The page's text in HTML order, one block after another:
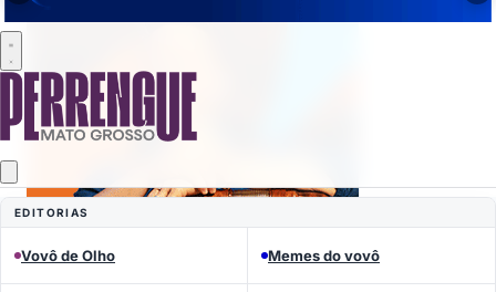
EDITORIAS
Vovô de Olho Memes do vovô